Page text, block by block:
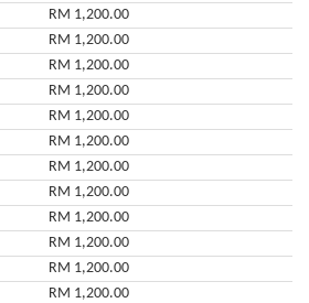
RM 1,200.00
RM 1,200.00
RM 1,200.00
RM 1,200.00
RM 1,200.00
RM 1,200.00
RM 1,200.00
RM 1,200.00
RM 1,200.00
RM 1,200.00
RM 1,200.00
RM 1,200.00